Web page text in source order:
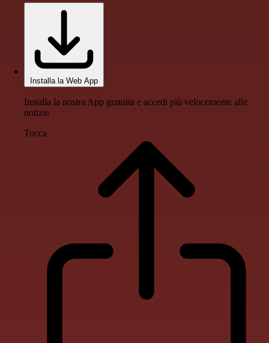
Installa la Web App
Installa la nostra App gratuita e accedi più velocemente alle
notizie
Tocca